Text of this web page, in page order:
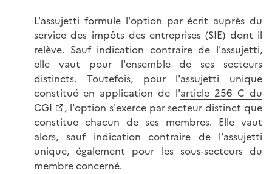
L'assujetti formule l'option par écrit auprès du
service des impôts des entreprises (SIE) dont il
relève. Sauf indication contraire de l'assujetti,
elle vaut pour l'ensemble de ses secteurs
distincts. Toutefois, pour l'assujetti unique
constitué en application de l'article 256 C du
CGI
, l'option s'exerce par secteur distinct que
constitue chacun de ses membres. Elle vaut
alors, sauf indication contraire de l'assujetti
unique, également pour les sous-secteurs du
membre concerné.